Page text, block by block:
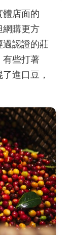
店面的
網購更方
認證的莊
有些打著
進口豆，